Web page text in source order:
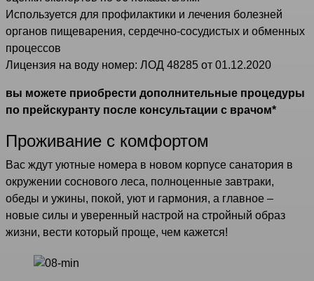
Используется для профилактики и лечения болезней
органов пищеварения, сердечно-сосудистых и обменных
процессов
Лицензия на воду номер: ЛОД 48285 от 01.12.2020
вы можете приобрести дополнительные процедуры
по прейскуранту после консультации с врачом*
Проживание с комфортом
Вас ждут уютные номера в новом корпусе санатория в
окружении соснового леса, полноценные завтраки,
обеды и ужины, покой, уют и гармония, а главное –
новые силы и уверенный настрой на стройный образ
жизни, вести который проще, чем кажется!